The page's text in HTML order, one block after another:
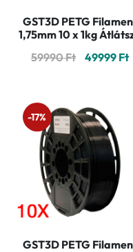
GST3D PETG
1,75mm 10 x 1kg
59990Ft Original
59990 Ft.
49999 Ft
-17%
GST3D PETG